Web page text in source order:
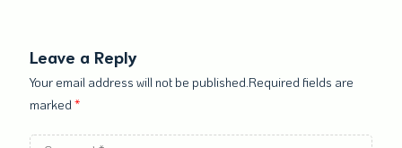
Leave a Reply
Your email address will not be published.Required fields are
marked*